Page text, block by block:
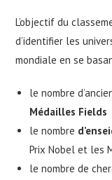
L’objectif du
d’identifier les
mondiale en se
le nombre
Médailles Fields
le nombre
Prix Nobel et les
le nombre de